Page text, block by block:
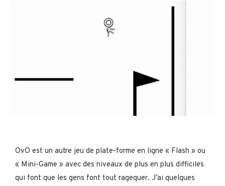
OvO est un autre jeu de plate-forme en ligne « Flash » ou
« Mini-Game » avec des niveaux de plus en plus difficiles
qui font que les gens font tout ragequer. J’ai quelques